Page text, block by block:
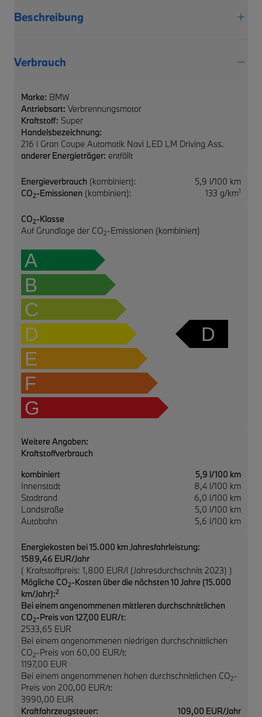
Beschreibung
Verbrauch
Marke: BMW
Antriebsart: Verbrennungsmotor
Kraftstoff: Super
Handelsbezeichnung:
216 i Gran Coupe Automatik Navi LED LM Driving Ass.
anderer Energieträger: entfällt
Energieverbrauch (kombiniert):
5,9 l/100 km
CO2-Emissionen (kombiniert): 133 g/km1
CO2-Klasse
Auf Grundlage der CO2-Emissionen (kombiniert)
A
B
C
D
E
F
G
D
Weitere Angaben:
Kraftstoffverbrauch
kombiniert
5,9 l/100 km
Innenstadt
8,4 l/100 km
Stadtrand
6,0 l/100 km
Landstraße
5,0 l/100 km
Autobahn
5,6 l/100 km
Energiekosten bei 15.000 km Jahresfahrleistung:
1589,46 EUR/Jahr
( Kraftstoffpreis: 1,800 EUR/l (Jahresdurchschnitt 2023) )
Mögliche CO2-Kosten über die nächsten 10 Jahre (15.000
km/Jahr):2
Bei einem angenommenen mittleren durchschnittlichen
CO2-Preis von 127,00 EUR/t:
2533,65 EUR
Bei einem angenommenen niedrigen durchschnittlichen
CO2-Preis von 60,00 EUR/t:
1197,00 EUR
Bei einem angenommenen hohen durchschnittlichen CO2-
Preis von 200,00 EUR/t:
3990,00 EUR
Kraftfahrzeugsteuer:
109,00 EUR/Jahr